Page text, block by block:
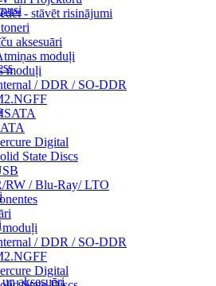
aksesuāri
- stāvēt risinājumi
aksesuāri
moduļi
moduļi
/ DDR / SO-DDR
Digital
State Discs
RW / Blu-Ray/ LTO
/ DDR / SO-DDR
Digital